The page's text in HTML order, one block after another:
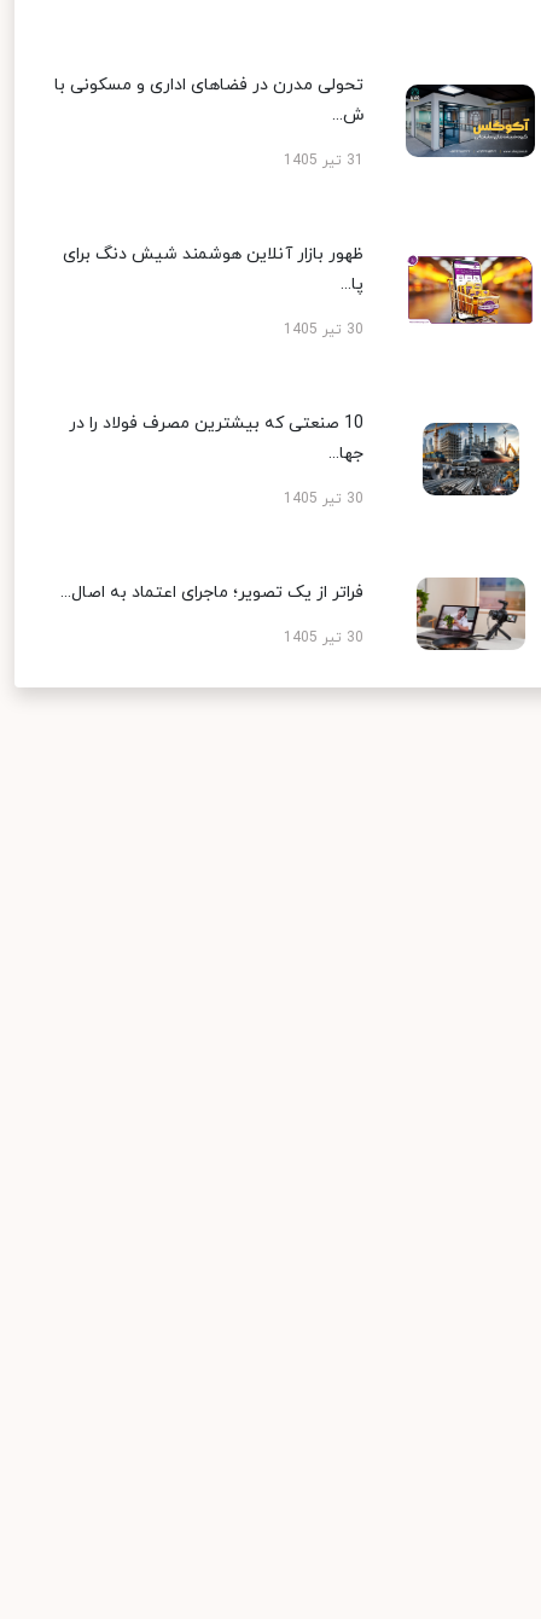
تحولی مدرن در فضاهای اداری و مسکونی با
ش...
ظهور بازار آنلاین هوشمند شیش دنگ برای
پا...
30 تیر 1405
10 صنعتی که بیشترین مصرف فولاد را در
جها...
30 تیر 1405
فراتر از یک تصویر؛ ماجرای اعتماد به اصال...
30 تیر 1405